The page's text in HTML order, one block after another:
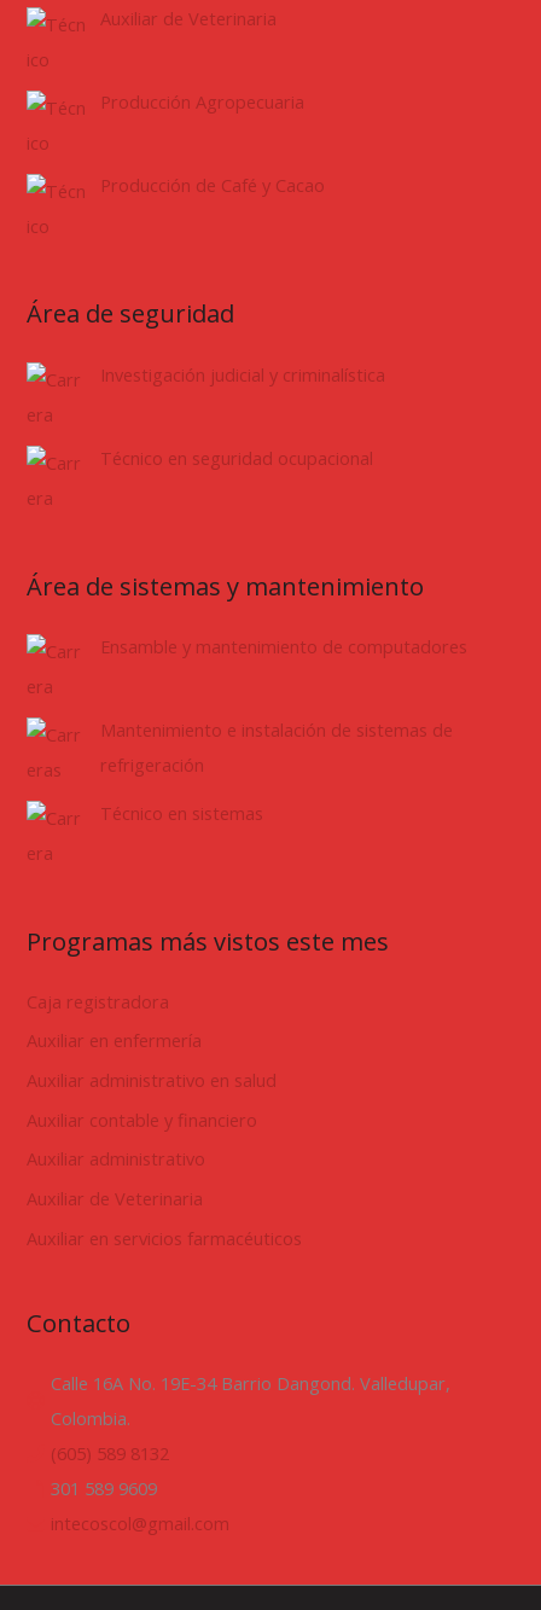
Auxiliar de Veterinaria
Producción Agropecuaria
Producción de Café y Cacao
Área de seguridad
Investigación judicial y criminalística
Técnico en seguridad ocupacional
Área de sistemas y mantenimiento
Ensamble y mantenimiento de computadores
Mantenimiento e instalación de sistemas de
refrigeración
Técnico en sistemas
Programas más vistos este mes
Caja registradora
Auxiliar en enfermería
Auxiliar administrativo en salud
Auxiliar contable y financiero
Auxiliar administrativo
Auxiliar de Veterinaria
Auxiliar en servicios farmacéuticos
Contacto
Calle 16A No. 19E-34 Barrio Dangond. Valledupar,
Colombia.
(605) 589 8132
301 589 9609
intecoscol@gmail.com